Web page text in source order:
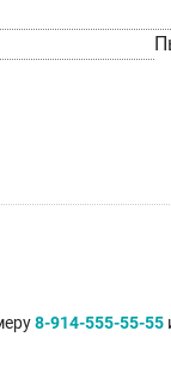
8-914-555-55-55